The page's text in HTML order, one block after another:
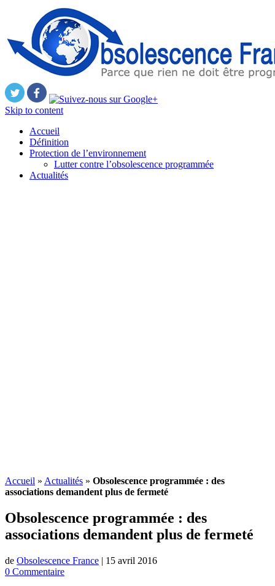
Skip to content
Accueil
Définition
Protection de l’environnement
Lutter contre l’obsolescence programmée
Actualités
Accueil » Actualités » Obsolescence programmée : des
associations demandent plus de fermeté
Obsolescence programmée : des
associations demandent plus de fermeté
de Obsolescence France | 15 avril 2016
0 Commentaire